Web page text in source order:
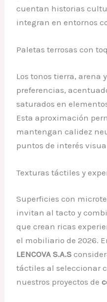
cuentan historias
integran en entornos
Paletas terrosas con
Los tonos tierra, arena
preferencias,
saturados en
Esta aproximación
mantengan calidez
puntos de interés
Texturas táctiles y
Superficies con
invitan al tacto y
que crean ricas
el mobiliario de 2026.
LENCOVA S.A.S
táctiles al seleccionar
nuestros proyectos de